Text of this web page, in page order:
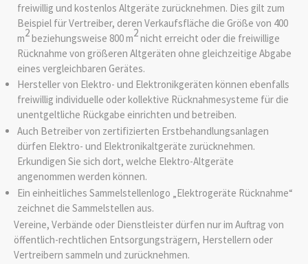
freiwillig und kostenlos Altgeräte zurücknehmen. Dies gilt zum
Beispiel für Vertreiber, deren Verkaufsfläche die Größe von 400
m2beziehungsweise 800 m2nicht erreicht oder die freiwillige
Rücknahme von größeren Altgeräten ohne gleichzeitige Abgabe
eines vergleichbaren Gerätes.
Hersteller von Elektro- und Elektronikgeräten können ebenfalls
freiwillig individuelle oder kollektive Rücknahmesysteme für die
unentgeltliche Rückgabe einrichten und betreiben.
Auch Betreiber von zertifizierten Erstbehandlungsanlagen
dürfen Elektro- und Elektronikaltgeräte zurücknehmen.
Erkundigen Sie sich dort, welche Elektro-Altgeräte
angenommen werden können.
Ein einheitliches Sammelstellenlogo „Elektrogeräte Rücknahme“
zeichnet die Sammelstellen aus.
Vereine, Verbände oder Dienstleister dürfen nur im Auftrag von
öffentlich-rechtlichen Entsorgungsträgern, Herstellern oder
Vertreibern sammeln und zurücknehmen.